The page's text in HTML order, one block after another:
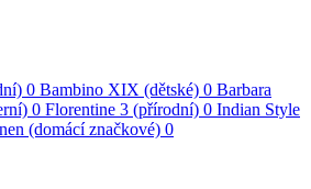
0 Bambino XIX (dětské) 0 Barbara
0 Florentine 3 (přírodní) 0 Indian Style
(domácí značkové) 0